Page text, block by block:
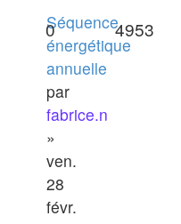
Séquence
énergétique
annuelle
par
fabrice.n
»
ven.
28
févr.
0 4953